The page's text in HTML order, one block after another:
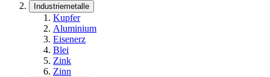
Industriemetalle
Kupfer
Aluminium
Eisenerz
Blei
Zink
Zinn